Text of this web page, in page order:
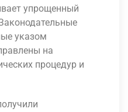
упрощенный
указом
на
процедур и